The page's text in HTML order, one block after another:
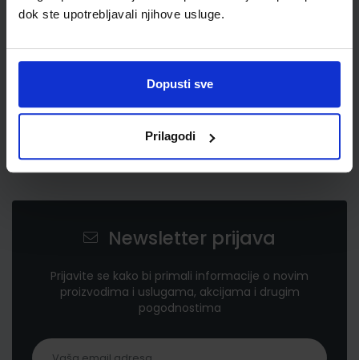
dok ste upotrebljavali njihove usluge.
Dopusti sve
Prilagodi
Newsletter prijava
Prijavite se kako bi primali informacije o novim
proizvodima i uslugama, akcijama i drugim
pogodnostima